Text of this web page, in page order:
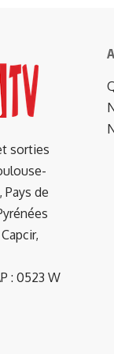
sorties
Pays de
: 0523 W